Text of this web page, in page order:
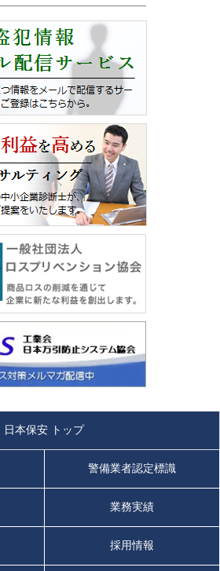
日本保安 トップ
警備業者認定標識
業務実績
採用情報